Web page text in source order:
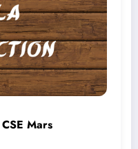
Mars